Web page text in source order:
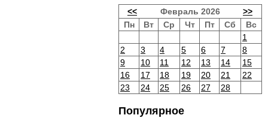
<< Февраль 2026
>>
Пн
Вт Ср Чт Пт Сб
Вс
1
2
3 4 5 6 7
8
9
10 11 12 13 14
15
16
17 18 19 20 21
22
23
24 25 26 27 28
Популярное